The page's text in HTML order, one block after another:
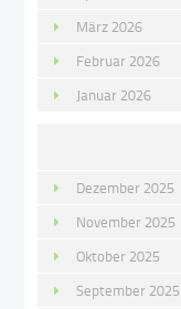
März 2026
Februar 2026
Januar 2026
Dezember 2025
November 2025
Oktober 2025
September 2025